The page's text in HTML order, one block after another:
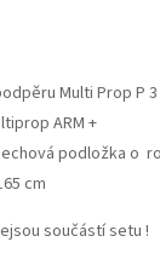
Multi Prop P
ARM +
podložka o
cm
součástí setu !